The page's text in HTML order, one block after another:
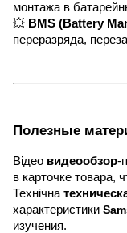
монтажа в
💥 BMS (Battery
переразряда,
Полезные
Відео видеообзор-
в карточке товара,
Технічна
характеристики
изучения.